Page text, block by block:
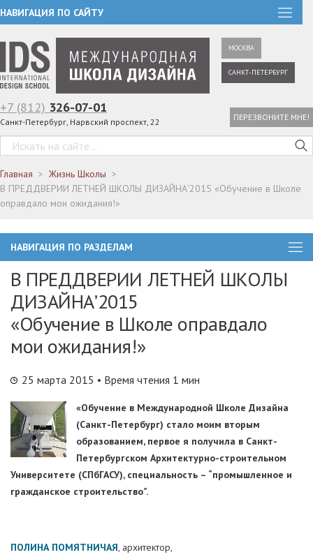
НАВИГАЦИЯ ПО САЙТУ
МОСКВА
САНКТ-ПЕТЕРБУРГ
+7 (812) 326-07-01
Санкт-Петербург, Нарвский проспект, 22 ПЕРЕЗВОНИТЕ МНЕ!
Главная
Жизнь Школы
В ПРЕДДВЕРИИ ЛЕТНЕЙ ШКОЛЫ ДИЗАЙНА'2015 «Обучение в Школе
оправдало мои ожидания!»
НАВИГАЦИЯ ПО РАЗДЕЛАМ
В ПРЕДДВЕРИИ ЛЕТНЕЙ ШКОЛЫ
ДИЗАЙНА’2015
«Обучение в Школе оправдало
мои ожидания!»
25 марта 2015 • Время чтения 1 мин
«Обучение в Международной Школе Дизайна
(Санкт-Петербург) стало моим вторым
образованием, первое я получила в Санкт-
Петербургском Архитектурно-строительном
Университете (СПбГАСУ), специальность – “промышленное и
гражданское строительство”.
ПОЛИНА ПОМЯТНИЧАЯ, архитектор,